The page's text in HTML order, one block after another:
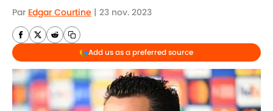
Par Edgar Courtine | 23 nov. 2023
Add us as a preferred source